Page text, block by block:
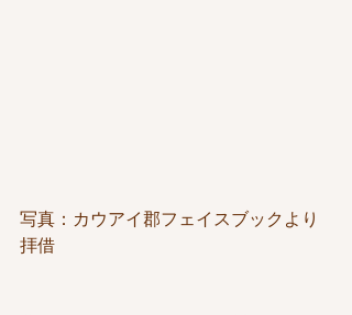
写真：カウアイ郡フェイスブックより
拝借